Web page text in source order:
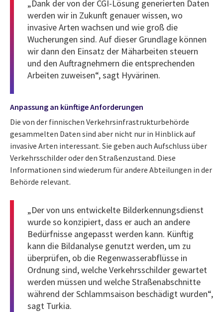
„Dank der von der CGI-Lösung generierten Daten
werden wir in Zukunft genauer wissen, wo
invasive Arten wachsen und wie groß die
Wucherungen sind. Auf dieser Grundlage können
wir dann den Einsatz der Mäharbeiten steuern
und den Auftragnehmern die entsprechenden
Arbeiten zuweisen“, sagt Hyvärinen.
Anpassung an künftige Anforderungen
Die von der finnischen Verkehrsinfrastrukturbehörde
gesammelten Daten sind aber nicht nur in Hinblick auf
invasive Arten interessant. Sie geben auch Aufschluss über
Verkehrsschilder oder den Straßenzustand. Diese
Informationen sind wiederum für andere Abteilungen in der
Behörde relevant.
„Der von uns entwickelte Bilderkennungsdienst
wurde so konzipiert, dass er auch an andere
Bedürfnisse angepasst werden kann. Künftig
kann die Bildanalyse genutzt werden, um zu
überprüfen, ob die Regenwasserabflüsse in
Ordnung sind, welche Verkehrsschilder gewartet
werden müssen und welche Straßenabschnitte
während der Schlammsaison beschädigt wurden“,
sagt Turkia.